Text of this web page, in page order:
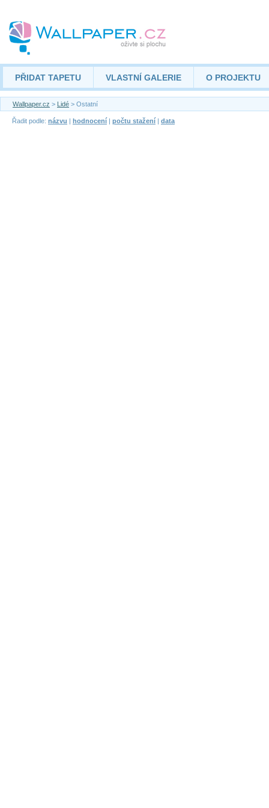
PŘIDAT TAPETU VLASTNÍ GALERIE O PROJEKTU
Wallpaper.cz > Lidé > Ostatní
Řadit podle: názvu | hodnocení | počtu stažení | data